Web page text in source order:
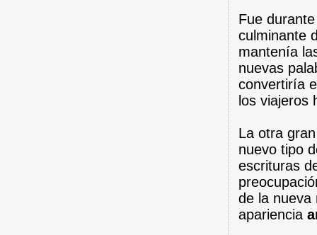
Fue
culminante
mantenía
nuevas
convertiría
los viajeros
La otra
nuevo tipo
escrituras
de la
apariencia